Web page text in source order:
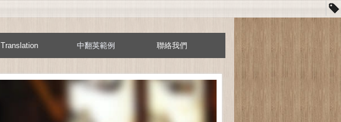
Translation 中翻英範例 聯絡我們